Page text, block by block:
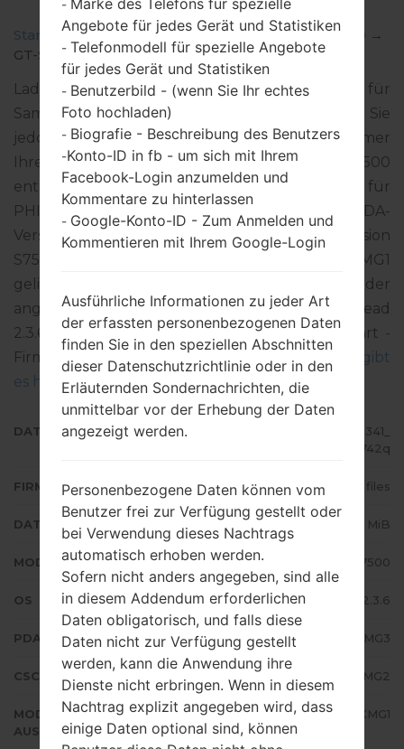
Startseite →Galaxy Ace Plus →SamsungGT-S7500 →
GT-S7500_XTE_1_20130723201341_el2z2a742q.zip
Laden Sie das neueste Firmware-Update für
Samsung Galaxy Ace Plus herunter. Vergessen Sie
jedoch nicht zu überprüfen, ob die Modellnummer
Ihres Smartphones dem angegebenen GT-S7500
entspricht. Der Firmware-Code XTE ist für
PHILIPPINES. Das Produkt wird mit der PDA-
Version S7500DXMG3 und CSC-Version
S7500OLBMG2, MODEM-Version S7500DXMG1
geliefert. Die Betriebssystemversion der
angegebenen Firmware ist Android Gingerbread
2.3.6. Detalierte Anleitung, wie man die Standart -
Firmware auf Samsung-Geräten geflascht wird,
gibt
es hier
DATEINAME
GT-S7500_XTE_1_20130723201341_
el2z2a742q
FIRMWARE TYP 4 files
DATEIGRÖSSE 257.91 MiB
MODELL Samsung GT-S7500
OS Android Gingerbread 2.3.6
PDA/AP AUSFÜHRUNG S7500DXMG3
CSC AUSFÜHRUNG S7500OLBMG2
MODEM/CP
AUSFÜHRUNG
S7500DXMG1
- Marke des Telefons für spezielle
Angebote für jedes Gerät und Statistiken
- Telefonmodell für spezielle Angebote
für jedes Gerät und Statistiken
- Benutzerbild - (wenn Sie Ihr echtes
Foto hochladen)
- Biografie - Beschreibung des Benutzers
-Konto-ID in fb - um sich mit Ihrem
Facebook-Login anzumelden und
Kommentare zu hinterlassen
- Google-Konto-ID - Zum Anmelden und
Kommentieren mit Ihrem Google-Login
Ausführliche Informationen zu jeder Art
der erfassten personenbezogenen Daten
finden Sie in den speziellen Abschnitten
dieser Datenschutzrichtlinie oder in den
Erläuternden Sondernachrichten, die
unmittelbar vor der Erhebung der Daten
angezeigt werden.
Personenbezogene Daten können vom
Benutzer frei zur Verfügung gestellt oder
bei Verwendung dieses Nachtrags
automatisch erhoben werden.
Sofern nicht anders angegeben, sind alle
in diesem Addendum erforderlichen
Daten obligatorisch, und falls diese
Daten nicht zur Verfügung gestellt
werden, kann die Anwendung ihre
Dienste nicht erbringen. Wenn in diesem
Nachtrag explizit angegeben wird, dass
einige Daten optional sind, können